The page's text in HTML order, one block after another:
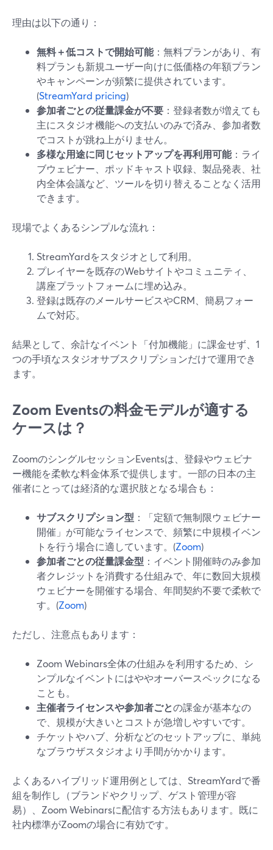
理由は以下の通り：
無料＋低コストで開始可能：無料プランがあり、有
料プランも新規ユーザー向けに低価格の年額プラン
やキャンペーンが頻繁に提供されています。
(StreamYard pricing)
参加者ごとの従量課金が不要 ：登録者数が増えても
主にスタジオ機能への支払いのみで済み、参加者数
でコストが跳ね上がりません。
多様な用途に同じセットアップを再利用可能：ライ
ブウェビナー、ポッドキャスト収録、製品発表、社
内全体会議など、ツールを切り替えることなく活用
できます。
現場でよくあるシンプルな流れ：
StreamYardをスタジオとして利用。
プレイヤーを既存のWebサイトやコミュニティ、
講座プラットフォームに埋め込み。
登録は既存のメールサービスやCRM、簡易フォー
ムで対応。
結果として、余計なイベント「付加機能」に課金せず、1
つの手頃なスタジオサブスクリプションだけで運用でき
ます。
Zoom Eventsの料金モデルが適する
ケースは？
ZoomのシングルセッションEventsは、登録やウェビナ
ー機能を柔軟な料金体系で提供します。一部の日本の主
催者にとっては経済的な選択肢となる場合も：
サブスクリプション型 ：「定額で無制限ウェビナー
開催」が可能なライセンスで、頻繁に中規模イベン
トを行う場合に適しています。(Zoom)
参加者ごとの従量課金型 ：イベント開催時のみ参加
者クレジットを消費する仕組みで、年に数回大規模
ウェビナーを開催する場合、年間契約不要で柔軟で
す。(Zoom)
ただし、注意点もあります：
Zoom Webinars全体の仕組みを利用するため、シ
ンプルなイベントにはややオーバースペックになる
ことも。
主催者ライセンスや参加者ごとの課金が基本なの
で、規模が大きいとコストが急増しやすいです。
チケットやハブ、分析などのセットアップに、単純
なブラウザスタジオより手間がかかります。
よくあるハイブリッド運用例としては、StreamYardで番
組を制作し（ブランドやクリップ、ゲスト管理が容
易）、Zoom Webinarsに配信する方法もあります。既に
社内標準がZoomの場合に有効です。